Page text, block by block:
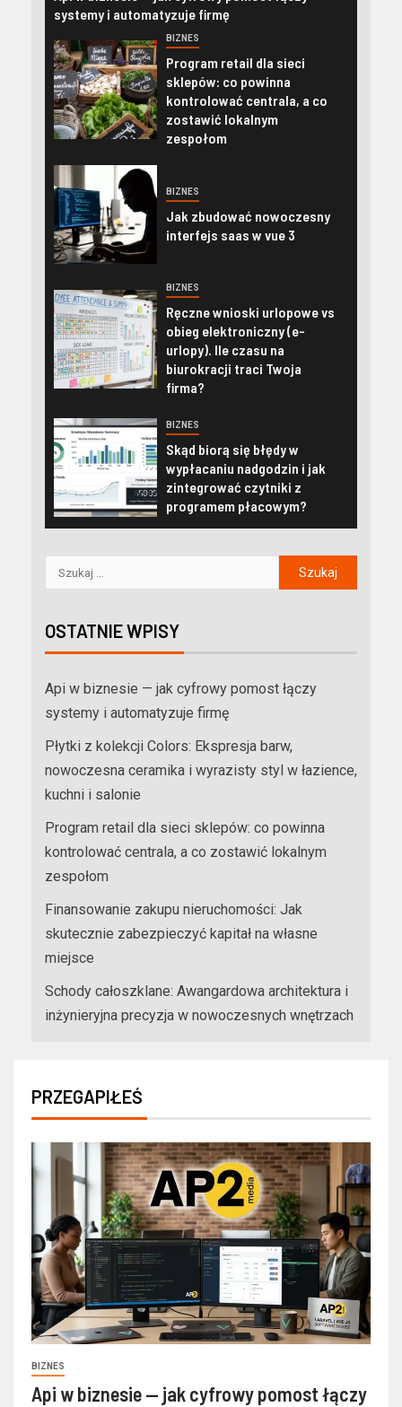
systemy i automatyzuje firmę
BIZNES
Program retail dla sieci
sklepów: co powinna
kontrolować centrala, a co
zostawić lokalnym
zespołom
BIZNES
Jak zbudować nowoczesny
interfejs saas w vue 3
BIZNES
Ręczne wnioski urlopowe vs
obieg elektroniczny (e-
urlopy). Ile czasu na
biurokracji traci Twoja
firma?
BIZNES
Skąd biorą się błędy w
wypłacaniu nadgodzin i jak
zintegrować czytniki z
programem płacowym?
OSTATNIE WPISY
Api w biznesie — jak cyfrowy pomost łączy
systemy i automatyzuje firmę
Płytki z kolekcji Colors: Ekspresja barw,
nowoczesna ceramika i wyrazisty styl w łazience,
kuchni i salonie
Program retail dla sieci sklepów: co powinna
kontrolować centrala, a co zostawić lokalnym
zespołom
Finansowanie zakupu nieruchomości: Jak
skutecznie zabezpieczyć kapitał na własne
miejsce
Schody całoszklane: Awangardowa architektura i
inżynieryjna precyzja w nowoczesnych wnętrzach
PRZEGAPIŁEŚ
BIZNES
Api w biznesie — jak cyfrowy pomost łączy